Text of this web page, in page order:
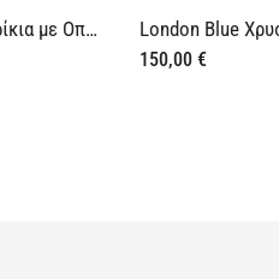
Blue Χρυσό 9Κ Δαχτυλίδι Ροζέτα